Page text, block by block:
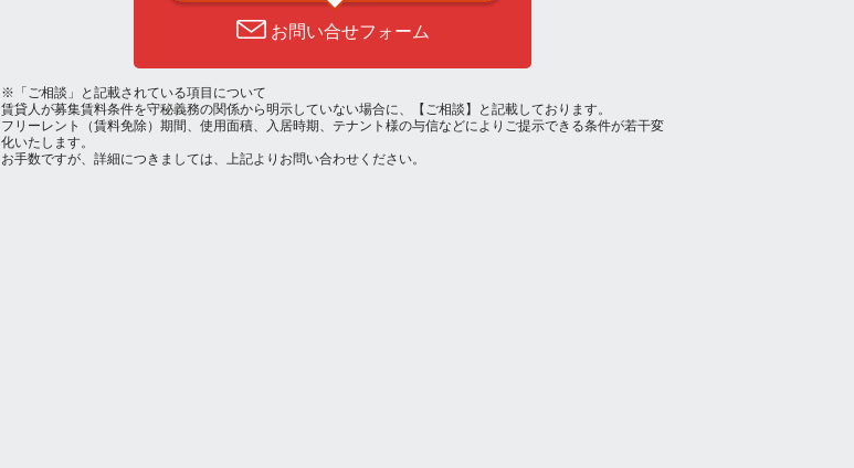
お問い合せフォーム
※「ご相談」と記載されている項目について
賃貸人が募集賃料条件を守秘義務の関係から明示していない場合に、【ご相談】と記載しております。
フリーレント（賃料免除）期間、使用面積、入居時期、テナント様の与信などによりご提示できる条件が若干変
化いたします。
お手数ですが、詳細につきましては、上記よりお問い合わせください。